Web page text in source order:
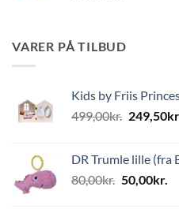
VARER PÅ TILBUD
Kids by Friis
499,00kr. Den
var:
499,00kr..
249,50
DR Trumle lille (fra
80,00kr. Den
50,00kr.